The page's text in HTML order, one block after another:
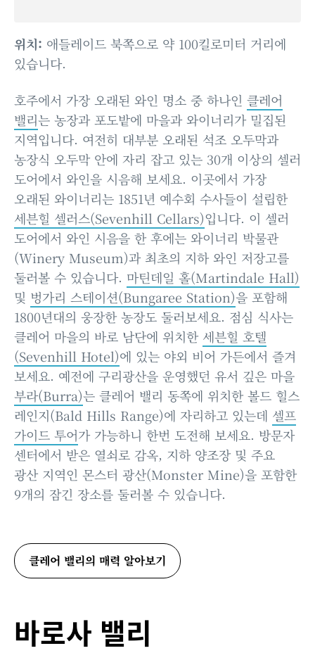
위치: 애들레이드 북쪽으로 약 100킬로미터 거리에
있습니다.
호주에서 가장 오래된 와인 명소 중 하나인 클레어
밸리는 농장과 포도밭에 마을과 와이너리가 밀집된
지역입니다. 여전히 대부분 오래된 석조 오두막과
농장식 오두막 안에 자리 잡고 있는 30개 이상의 셀러
도어에서 와인을 시음해 보세요. 이곳에서 가장
오래된 와이너리는 1851년 예수회 수사들이 설립한
세븐힐 셀러스(Sevenhill Cellars)입니다. 이 셀러
도어에서 와인 시음을 한 후에는 와이너리 박물관
(Winery Museum)과 최초의 지하 와인 저장고를
둘러볼 수 있습니다. 마틴데일 홀(Martindale Hall)
및 벙가리 스테이션(Bungaree Station)을 포함해
1800년대의 웅장한 농장도 둘러보세요. 점심 식사는
클레어 마을의 바로 남단에 위치한 세븐힐 호텔
(Sevenhill Hotel)에 있는 야외 비어 가든에서 즐겨
보세요. 예전에 구리광산을 운영했던 유서 깊은 마을
부라(Burra)는 클레어 밸리 동쪽에 위치한 볼드 힐스
레인지(Bald Hills Range)에 자리하고 있는데 셀프
가이드 투어가 가능하니 한번 도전해 보세요. 방문자
센터에서 받은 열쇠로 감옥, 지하 양조장 및 주요
광산 지역인 몬스터 광산(Monster Mine)을 포함한
9개의 잠긴 장소를 둘러볼 수 있습니다.
클레어 밸리의 매력 알아보기
바로사 밸리